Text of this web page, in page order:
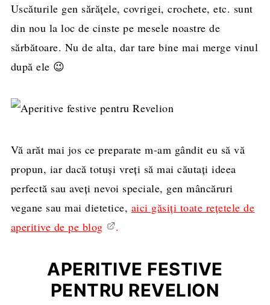
Uscăturile gen sărăţele, covrigei, crochete, etc. sunt
din nou la loc de cinste pe mesele noastre de
sărbătoare. Nu de alta, dar tare bine mai merge vinul
după ele 😉
Vă arăt mai jos ce preparate m-am gândit eu să vă
propun, iar dacă totuşi vreţi să mai căutaţi ideea
perfectă sau aveţi nevoi speciale, gen mâncăruri
vegane sau mai dietetice, aici găsiţi toate reţetele de
aperitive de pe blog
.
APERITIVE FESTIVE
PENTRU REVELION